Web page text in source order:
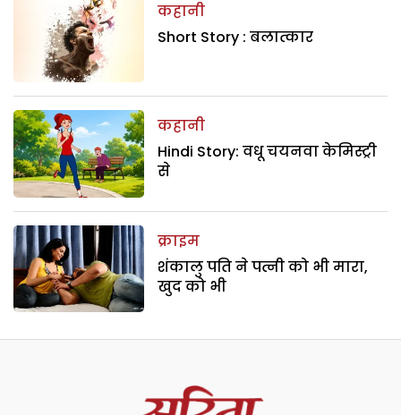
कहानी
Short Story : बलात्कार
कहानी
Hindi Story: वधू चयनवा केमिस्ट्री
से
क्राइम
शंकालु पति ने पत्नी को भी मारा,
खुद को भी